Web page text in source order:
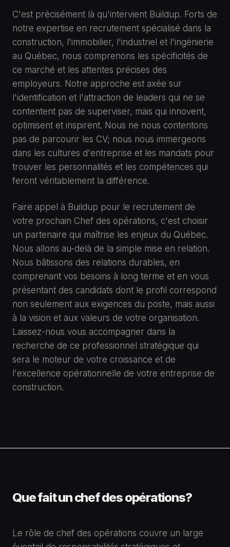
C'est précisément là qu'intervient Buildup. Forts de
notre expertise en recrutement spécialisé dans la
construction, l'immobilier, l'industriel et l'ingénierie
au Québec, nous comprenons les spécificités de
ce marché et les attentes précises des
employeurs. Notre approche est axée sur
l'identification et l'attraction de leaders qui ne se
contentent pas de superviser, mais qui innovent,
optimisent et inspirent. Nous ne nous contentons
pas de parcourir les CV; nous nous immergeons
dans les cultures d'entreprise et les mandats pour
trouver les personnalités et les compétences qui
feront véritablement la différence.
Faire appel à Buildup pour le recrutement de
votre prochain Chef des opérations, c'est choisir
un partenaire qui maîtrise les enjeux du Québec.
Nous allons au-delà de la simple mise en relation.
Nous bâtissons des relations durables, en
comprenant vos besoins à long terme et en vous
présentant des candidats dont le profil correspond
non seulement aux exigences du poste, mais aussi
à la vision et aux valeurs de votre organisation.
Laissez-nous vous accompagner dans la
recherche de ce professionnel stratégique qui
sera le moteur de votre croissance et de
l'excellence opérationnelle de votre entreprise de
construction.
Que fait unchef des opérations?
Le rôle de chef des opérations couvre un large